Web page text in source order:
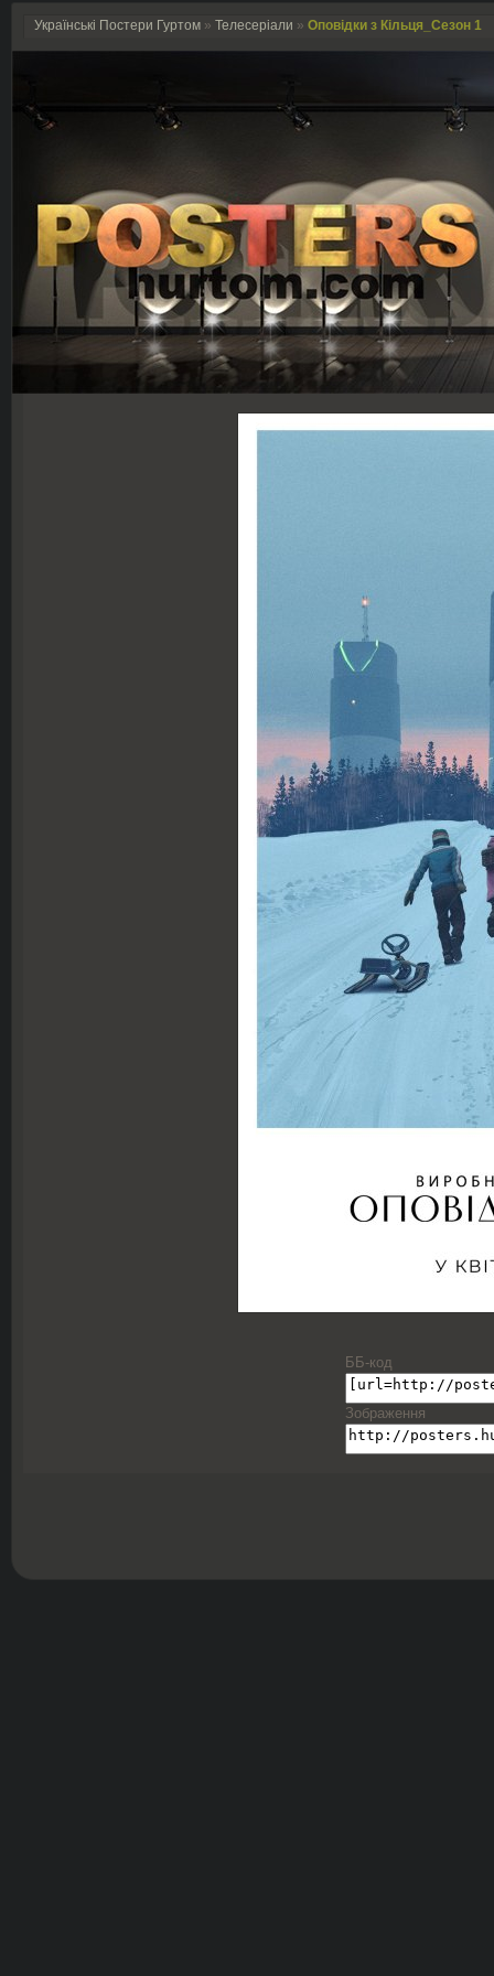
Українські Постери Гуртом » Телесеріали » Оповідки з Кільця_Сезон 1
ББ-код
Зображення